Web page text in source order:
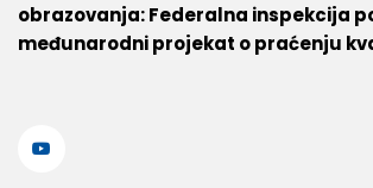
obrazovanja: Federalna inspekcija
međunarodni projekat o praćenju